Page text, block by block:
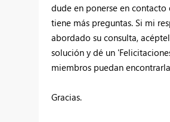
dude en ponerse en contacto
tiene más preguntas. Si mi
abordado su consulta,
solución y dé un
miembros puedan
Gracias.